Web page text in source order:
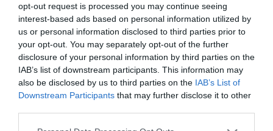
opt-out request is processed you may continue seeing
interest-based ads based on personal information utilized by
us or personal information disclosed to third parties prior to
your opt-out. You may separately opt-out of the further
disclosure of your personal information by third parties on the
IAB’s list of downstream participants. This information may
also be disclosed by us to third parties on the IAB’s List of
Downstream Participants that may further disclose it to other
Please note that this website/app uses one or more Google
διεκδικήσεις. Παράλληλα εξετάζεται η
δημιουργία ενός συνολικού πλαισίου που θα
καθορίζει με σαφήνεια τον τρόπο εκδίκασης
υποθέσεων που αφορούν τη μετατροπή
συμβάσεων εργασίας.
Διετής παράταση στους παιδικούς